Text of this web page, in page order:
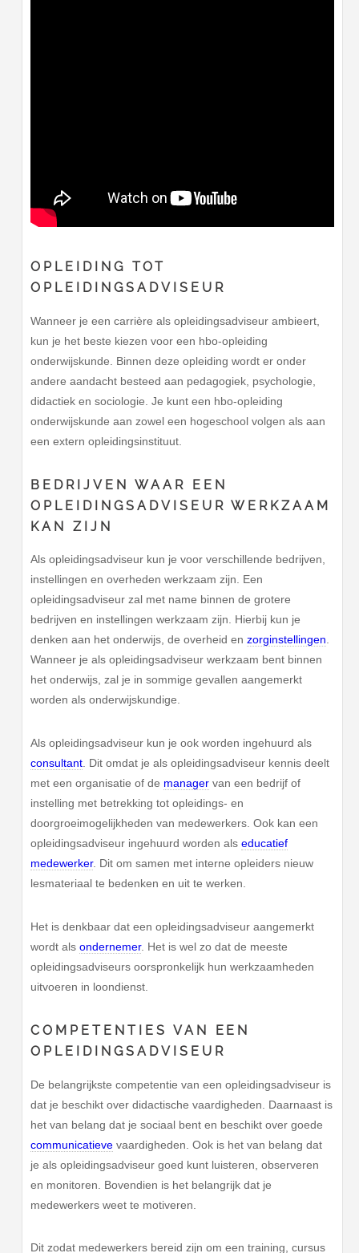
OPLEIDING TOT
OPLEIDINGSADVISEUR
Wanneer je een carrière als opleidingsadviseur ambieert,
kun je het beste kiezen voor een hbo-opleiding
onderwijskunde. Binnen deze opleiding wordt er onder
andere aandacht besteed aan pedagogiek, psychologie,
didactiek en sociologie. Je kunt een hbo-opleiding
onderwijskunde aan zowel een hogeschool volgen als aan
een extern opleidingsinstituut.
BEDRIJVEN WAAR EEN
OPLEIDINGSADVISEUR WERKZAAM
KAN ZIJN
Als opleidingsadviseur kun je voor verschillende bedrijven,
instellingen en overheden werkzaam zijn. Een
opleidingsadviseur zal met name binnen de grotere
bedrijven en instellingen werkzaam zijn. Hierbij kun je
denken aan het onderwijs, de overheid enzorginstellingen.
Wanneer je als opleidingsadviseur werkzaam bent binnen
het onderwijs, zal je in sommige gevallen aangemerkt
worden als onderwijskundige.
Als opleidingsadviseur kun je ook worden ingehuurd als
consultant . Dit omdat je als opleidingsadviseur kennis deelt
met een organisatie of de manager van een bedrijf of
instelling met betrekking tot opleidings- en
doorgroeimogelijkheden van medewerkers. Ook kan een
opleidingsadviseur ingehuurd worden alseducatief
medewerker. Dit om samen met interne opleiders nieuw
lesmateriaal te bedenken en uit te werken.
Het is denkbaar dat een opleidingsadviseur aangemerkt
wordt alsondernemer. Het is wel zo dat de meeste
opleidingsadviseurs oorspronkelijk hun werkzaamheden
uitvoeren in loondienst.
COMPETENTIES VAN EEN
OPLEIDINGSADVISEUR
De belangrijkste competentie van een opleidingsadviseur is
dat je beschikt over didactische vaardigheden. Daarnaast is
het van belang dat je sociaal bent en beschikt over goede
communicatieve vaardigheden. Ook is het van belang dat
je als opleidingsadviseur goed kunt luisteren, observeren
en monitoren. Bovendien is het belangrijk dat je
medewerkers weet te motiveren.
Dit zodat medewerkers bereid zijn om een training, cursus